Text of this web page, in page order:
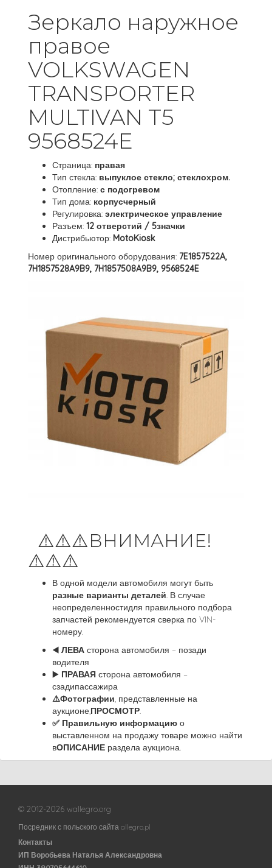
Зеркало наружное
правое
VOLKSWAGEN
TRANSPORTER
MULTIVAN T5
9568524E
Страница: правая
Тип стекла: выпуклое стекло; стеклохром.
Отопление: с подогревом
Тип дома: корпусчерный
Регулировка: электрическое управление
Разъем: 12 отверстий / 5значки
Дистрибьютор: MotoKiosk
Номер оригинального оборудования: 7E1857522A,
7H1857528A9B9, 7H1857508A9B9, 9568524E
⚠️⚠️⚠️ВНИМАНИЕ!
⚠️⚠️⚠️
В одной модели автомобиля могут быть
разные варианты деталей. В случае
неопределенностидля правильного подбора
запчастей рекомендуется сверка по VIN-
номеру.
◀️ ЛЕВА сторона автомобиля – позади
водителя
▶️ ПРАВАЯ сторона автомобиля –
сзадипассажира
⚠️Фотографии, представленные на
аукционе,ПРОСМОТР.
✅ Правильную информацию о
выставленном на продажу товаре можно найти
вОПИСАНИЕ раздела аукциона.
© 2012-2026 wallegro.org
Посредник с польского сайта allegro.pl
Контакты
ИП Воробьева Наталья Александровна